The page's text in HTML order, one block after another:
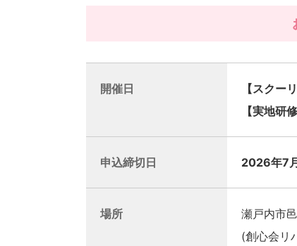
開催日
【スク
【実地研
申込締切日 2026年7
場所
瀬戸内市
(創心会リ